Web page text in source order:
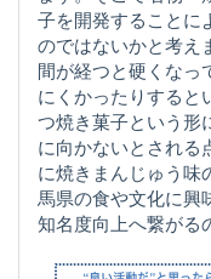
子を開発することに
のではないかと考え
間が経つと硬くなっ
にくかったりすると
つ焼き菓子という形
に向かないとされる
に焼きまんじゅう味
馬県の食や文化に興
知名度向上へ繋がる